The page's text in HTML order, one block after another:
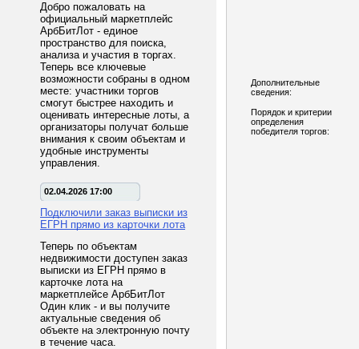
Добро пожаловать на
официальный маркетплейс
АрбБитЛот - единое
пространство для поиска,
анализа и участия в торгах.
Теперь все ключевые
возможности собраны в одном
месте: участники торгов
смогут быстрее находить и
оценивать интересные лоты, а
организаторы получат больше
внимания к своим объектам и
удобные инструменты
управления.
02.04.2026 17:00
Подключили заказ выписки из
ЕГРН прямо из карточки лота
Теперь по объектам
недвижимости доступен заказ
выписки из ЕГРН прямо в
карточке лота на
маркетплейсе АрбБитЛот
Один клик - и вы получите
актуальные сведения об
объекте на электронную почту
в течение часа.
Дополнительные
сведения:
Порядок и критерии
определения
победителя торгов: